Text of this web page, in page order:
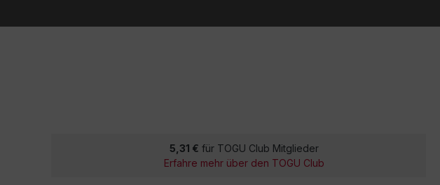
5,31 € für TOGU Club Mitglieder
Erfahre mehr über den TOGU Club